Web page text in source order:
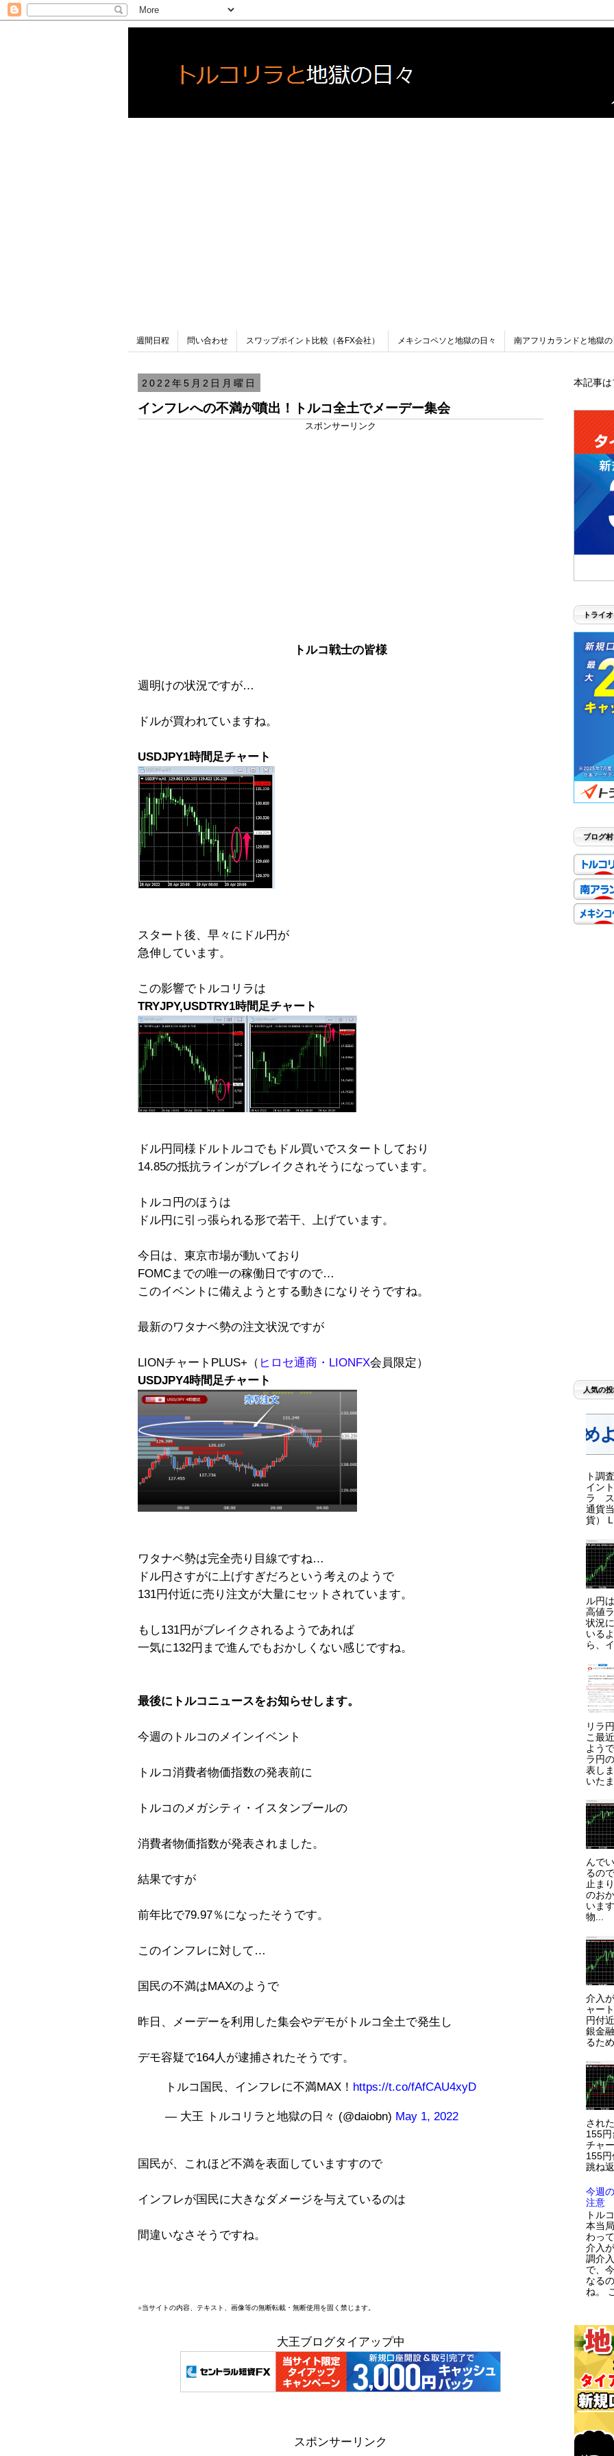
週間日程 問い合わせ スワップポイント比較（各FX会社） メキシコペソと地獄の日々 南アフリカランドと地獄
2022年5月2日月曜日
インフレへの不満が噴出！トルコ全土でメーデー集会
スポンサーリンク
トルコ戦士の皆様
週明けの状況ですが…
ドルが買われていますね。
USDJPY1時間足チャート
スタート後、早々にドル円が
急伸しています。
この影響でトルコリラは
TRYJPY,USDTRY1時間足チャート
ドル円同様ドルトルコでもドル買いでスタートしており
14.85の抵抗ラインがブレイクされそうになっています。
トルコ円のほうは
ドル円に引っ張られる形で若干、上げています。
今日は、東京市場が動いており
FOMCまでの唯一の稼働日ですので…
このイベントに備えようとする動きになりそうですね。
最新のワタナベ勢の注文状況ですが
LIONチャートPLUS+（ ヒロセ通商・LIONFX会員限定）
USDJPY4時間足チャート
ワタナベ勢は完全売り目線ですね…
ドル円さすがに上げすぎだろという考えのようで
131円付近に売り注文が大量にセットされています。
もし131円がブレイクされるようであれば
一気に132円まで進んでもおかしくない感じですね。
最後にトルコニュースをお知らせします。
今週のトルコのメインイベント
トルコ消費者物価指数の発表前に
トルコのメガシティ・イスタンブールの
消費者物価指数が発表されました。
結果ですが
前年比で79.97％になったそうです。
このインフレに対して…
国民の不満はMAXのようで
昨日、メーデーを利用した集会やデモがトルコ全土で発生し
デモ容疑で164人が逮捕されたそうです。
トルコ国民、インフレに不満MAX！ https://t.co/fAfCAU4xyD
— 大王 トルコリラと地獄の日々 (@daiobn) May 1, 2022
国民が、これほど不満を表面していますすので
インフレが国民に大きなダメージを与えているのは
間違いなさそうですね。
※当サイトの内容、テキスト、画像等の無断転載・無断使用を固く禁じます。
大王ブログタイアップ中
スポンサーリンク
本記事
トライ
ブログ村
人気の
ト調
イン
ラ ス
通貨
貨）
ル円
高値
状況
いる
ら、
リラ
こ最
よう
ラ円
表し
いた
んで
るの
止ま
のお
いま
物...
介入
ャー
円付
銀金
るた
され
155
チャ
155
跳ね
今週
注意
トル
本当
わっ
介入
調介
で、
なる
ね。